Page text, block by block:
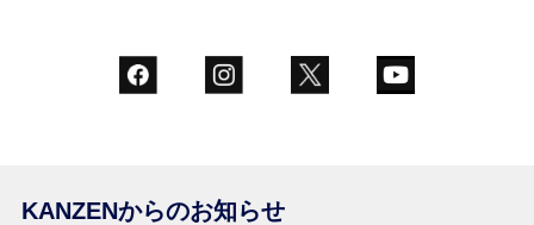
KANZENからのお知らせ